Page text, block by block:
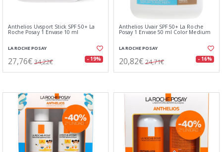
Anthelios Uvsport Stick SPF 50+ La
Roche Posay 1 Envase 10 ml
LA ROCHE POSAY
27,76€ 34,22€ - 19%
Anthelios Uvair SPF 50+ La Roche
Posay 1 Envase 50 ml Color Medium
LA ROCHE POSAY
20,82€ 24,71€ - 16%